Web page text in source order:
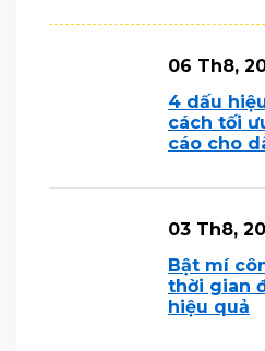
06 Th8,
4 dấu
cách tối
cáo cho
03 Th8,
Bật mí
thời gian
hiệu quả